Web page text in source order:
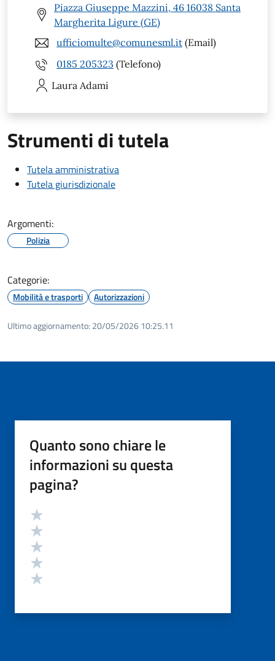
Piazza Giuseppe Mazzini, 46 16038 Santa
Margherita Ligure (GE)
ufficiomulte@comunesml.it (Email)
0185 205323 (Telefono)
Laura Adami
Strumenti di tutela
Tutela amministrativa
Tutela giurisdizionale
Argomenti:
Polizia
Categorie:
Mobilità e trasporti Autorizzazioni
Ultimo aggiornamento: 20/05/2026 10:25.11
Quanto sono chiare le
informazioni su questa
pagina?
Valutazione